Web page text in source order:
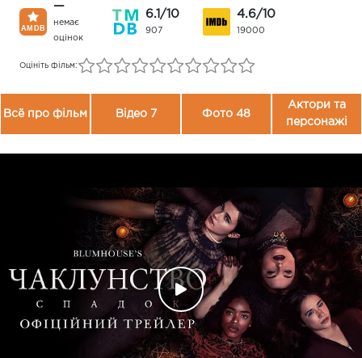
—
немає
оцінок
6.1/10
907
4.6/10
19000
Оцініть фільм:
Всё про фільм Відео 7 Фото 48
Актори та
персонажі